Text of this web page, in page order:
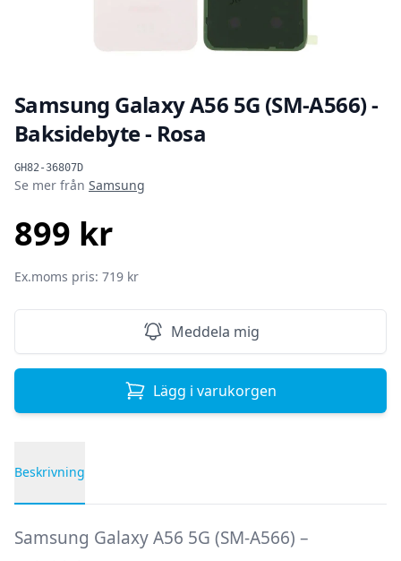
Samsung Galaxy A56 5G (SM-A566) -
Baksidebyte - Rosa
GH82-36807D
Produktinformation
Se mer från Samsung
899 kr
Ex.moms pris: 719 kr
Meddela mig
Lägg i varukorgen
Beskrivning
Samsung Galaxy A56 5G (SM-A566) –